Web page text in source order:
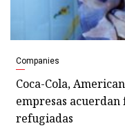
Companies
Coca-Cola,
empresas
refugiadas